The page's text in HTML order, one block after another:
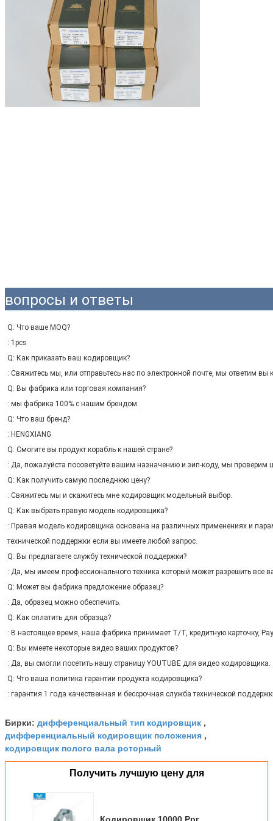
вопросы и ответы
Q: Что ваше MOQ?
: 1pcs
Q: Как приказать ваш кодировщик?
: Свяжитесь мы, или отправьтесь нас по электронной почте, мы ответим вы
Q: Вы фабрика или торговая компания?
: мы фабрика 100% с нашим брендом.
Q: Что ваш бренд?
: HENGXIANG
Q: Смогите вы продукт корабль к нашей стране?
: Да, пожалуйста посоветуйте вашим назначению и зип-коду, мы проверим
Q: Как получить самую последнюю цену?
: Свяжитесь мы и скажитесь мне кодировщик модельный выбор.
Q: Как выбрать правую модель кодировщика?
: Правая модель кодировщика основана на различных применениях и
технической поддержки если вы имеете любой запрос.
Q: Вы предлагаете службу технической поддержки?
: Да, мы имеем профессионального техника который может разрешить все
Q: Может вы фабрика предложение образец?
: Да, образец можно обеспечить.
Q: Как оплатить для образца?
: В настоящее время, наша фабрика принимает T/T, кредитную карточку,
Q: Вы имеете некоторые видео ваших продуктов?
: Да, вы смогли посетить нашу страницу YOUTUBE для видео кодировщика.
Q: Что ваша политика гарантии продукта кодировщика?
: гарантия 1 года качественная и бессрочная служба технической
Бирки: дифференциальный тип кодировщик ,
дифференциальный кодировщик положения ,
кодировщик полого вала роторный
Получить лучшую цену для
Кодировщик 10000 Ppr